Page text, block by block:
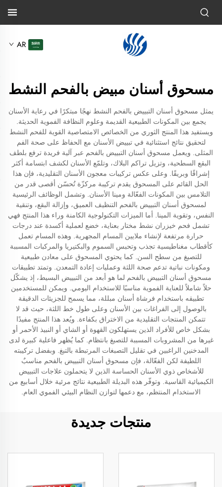
AR
مسحوق أسنان مبيض بالفحم النشط
يمثل مسحوق أسنان التبييض بالفحم النشط نهجًا مبتكرًا في رعاية الأسنان
يجمع بين المكونات الطبيعية القديمة وعلوم النظافة الفموية الحديثة.
ويستفيد هذا المنتج الثوري من الخصائص الامتصاصية القوية للفحم النشط
لتحقيق نتائج استثنائية في تبييض الأسنان مع الحفاظ على صحة الفم
المثلى. ويعمل مسحوق أسنان التبييض بالفحم عبر آلية فريدة ترفع بلطف
البقع السطحية، وتزيل تراكم البلاك، وتلمّع الأسنان لكشف ابتسامة أكثر
إشراقًا وبريقًا. وعلى عكس تركيبات معجون الأسنان التقليدية، فإن هذا
الحل القائم على المسحوق يقدم تركيبة مركزّة تُحسّن أقصى قدر من
التلامس بين المكونات الفعّالة ومينا الأسنان. وتشمل الوظائف الرئيسية
لمسحوق أسنان التبييض بالفحم التنظيف العميق، وإزالة البقع، وتنقية
النفس، وتقوية المينا. أما الميزات التكنولوجية الكامنة وراء هذا المنتج فهي
تشمل فحم خيزران نشط مختار بعناية، خضع لعملية أكسدة عند درجات
حرارة مرتفعة لإنشاء ملايين المسام المجهرية. وهذه المسام تعمل
كأقطاب مغناطيسية تجذب وتحبس السموم والبكتيريا والمركبات المسببة
للتصبغ من سطح السن. كما يحتوي المسحوق على معادن طبيعية
ومكونات نباتية تدعم صحة اللثة وعمليات إعادة التمعدن. وتمتد تطبيقات
مسحوق أسنان التبييض بالفحم لما هو أبعد من التبييض البسيط، إذ يشكّل
حلاً شاملاً للعناية الفموية مناسبًا للاستخدام اليومي. ويمكن للمستخدمين
تطبيقه باستخدام فرشاة أسنان مبللة، مما يسمح للجزيئات الدقيقة
بالوصول إلى الفراغات بين الأسنان وعلى طول خط اللثة، حيث قد لا
تتمكن المنتجات التقليدية من الاختراق بكفاءة. ويُعد هذا المنتج مفيدًا
بشكل خاص للأفراد الذين يستهلكون القهوة أو الشاي أو النبيذ الأحمر أو
غيرها من المشروبات المسببة للتصبغ بانتظام. كما يُظهر فاعلية كبيرة لدى
المدخنين الراغبين في تقليل التصبغات المرتبطة بالتبغ. وبفضل تركيبته
اللطيفة لكن الفعّالة، فإن مسحوق أسنان التبييض بالفحم مناسبٌ
للأشخاص ذوي الأسنان الحساسة الذين لا يتحملون علاجات التبييض
الكيميائية القاسية. وتوفّر هذه البديلة الطبيعية نتائج مرئية خلال أسابيع من
الاستخدام المنتظم، مع دعمها لتوازن النظام البيئي الفموي العام.
منتجات جديدة